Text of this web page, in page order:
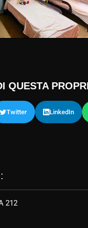
QUESTA
Twitter LinkedIn
212